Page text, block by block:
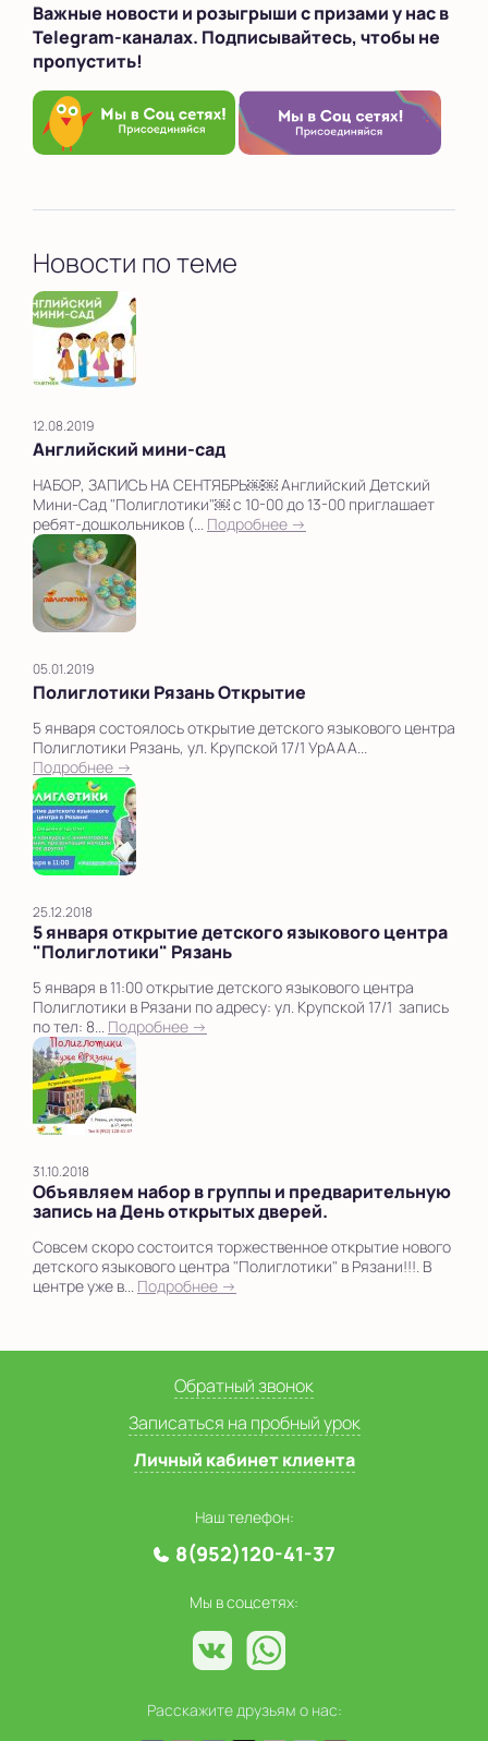
Важные новости и розыгрыши с призами у нас в
Telegram-каналах. Подписывайтесь, чтобы не
пропустить!
Новости по теме
12.08.2019
Английский мини-сад
НАБОР, ЗАПИСЬ НА СЕНТЯБРЬ￼￼ Английский Детский
Мини-Сад "Полиглотики"￼ с 10-00 до 13-00 приглашает
ребят-дошкольников (... Подробнее →
05.01.2019
Полиглотики Рязань Открытие
5 января состоялось открытие детского языкового центра
Полиглотики Рязань, ул. Крупской 17/1 УрААА...
Подробнее →
25.12.2018
5 января открытие детского языкового центра
"Полиглотики" Рязань
5 января в 11:00 открытие детского языкового центра
Полиглотики в Рязани по адресу: ул. Крупской 17/1 запись
по тел: 8... Подробнее →
31.10.2018
Объявляем набор в группы и предварительную
запись на День открытых дверей.
Совсем скоро состоится торжественное открытие нового
детского языкового центра "Полиглотики" в Рязани!!!. В
центре уже в... Подробнее →
Обратный звонок
Записаться на пробный урок
Личный кабинет клиента
Наш телефон:
8(952)120-41-37
Мы в соцсетях:
Расскажите друзьям о нас: